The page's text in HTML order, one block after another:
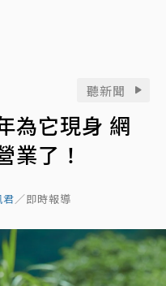
聽新聞
為它現身 網
業了！
君／即時報導